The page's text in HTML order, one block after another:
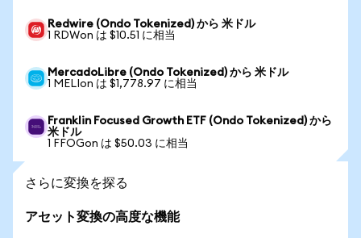
Redwire (Ondo Tokenized) から 米ドル
1 RDWon は $10.51 に相当
MercadoLibre (Ondo Tokenized) から 米ドル
1 MELIon は $1,778.97 に相当
Franklin Focused Growth ETF (Ondo Tokenized) から
米ドル
1 FFOGon は $50.03 に相当
さらに変換を探る
アセット変換の高度な機能